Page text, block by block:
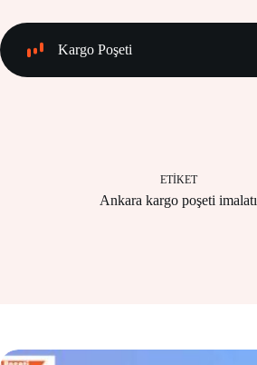
content
Kargo Poşeti
ETIKET
Ankara kargo poşeti imalatı